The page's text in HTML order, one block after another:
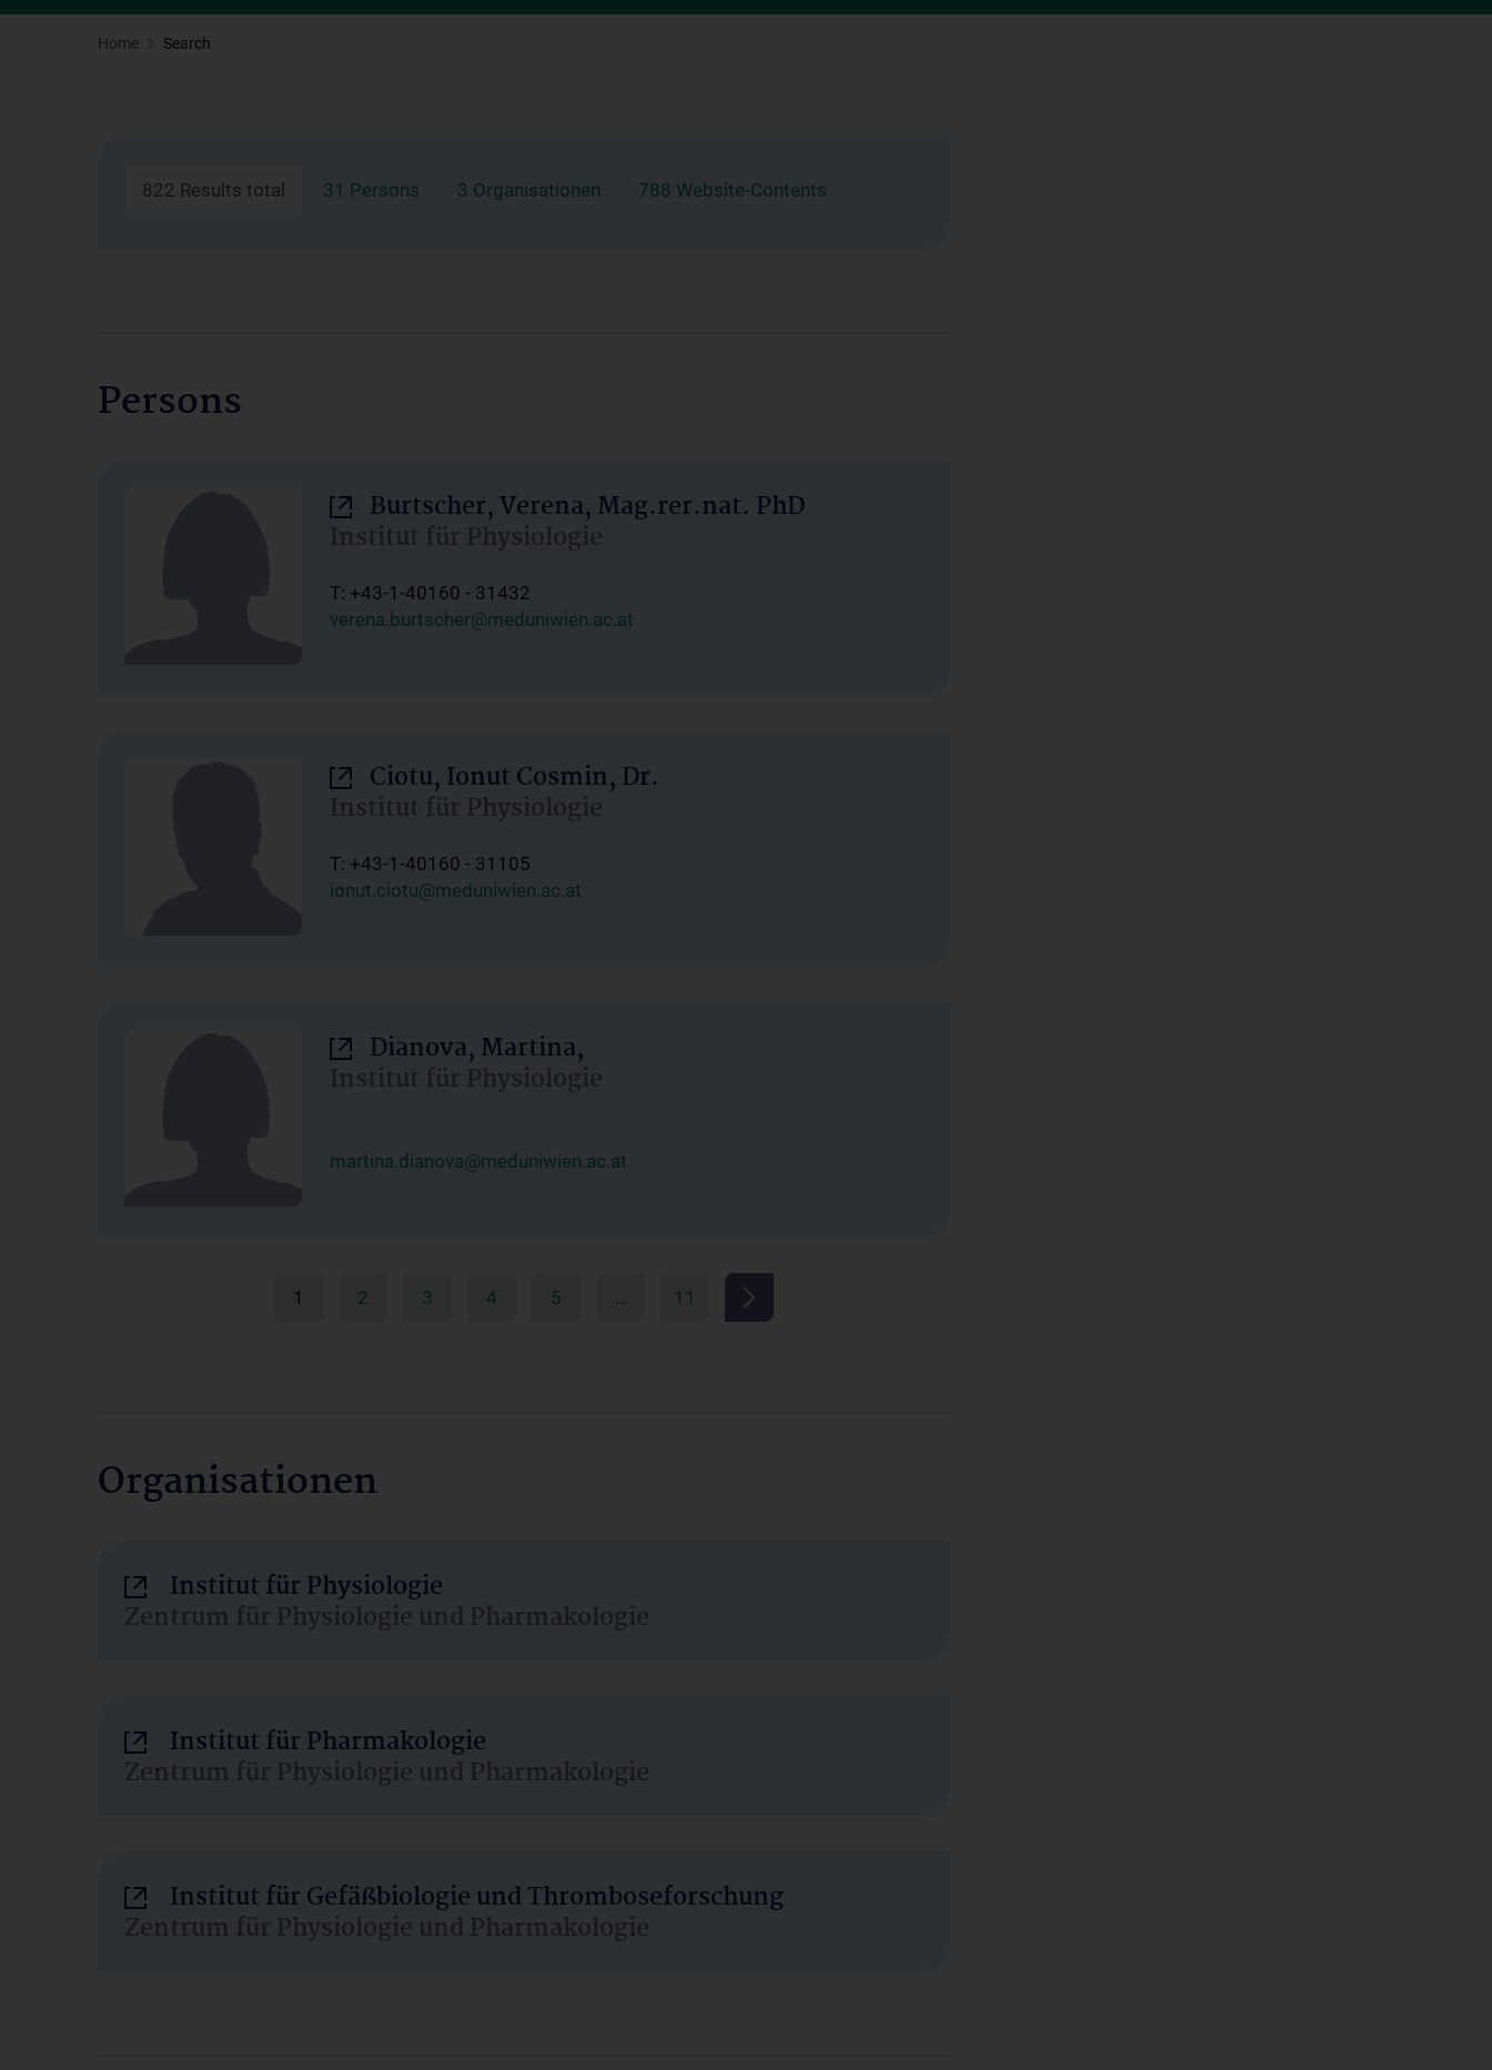
Home Search
822 Results total 31 Persons 3 Organisationen 788 Website-Contents
Persons
Burtscher, Verena, Mag.rer.nat. PhD
Institut für Physiologie
T: +43-1-40160 - 31432
verena.burtscher@meduniwien.ac.at
Ciotu, Ionut Cosmin, Dr.
Institut für Physiologie
T: +43-1-40160 - 31105
ionut.ciotu@meduniwien.ac.at
Dianova, Martina,
Institut für Physiologie
martina.dianova@meduniwien.ac.at
1 2 3 4 5 … 11
Organisationen
Institut für Physiologie
Zentrum für Physiologie und Pharmakologie
Institut für Pharmakologie
Zentrum für Physiologie und Pharmakologie
Institut für Gefäßbiologie und Thromboseforschung
Zentrum für Physiologie und Pharmakologie